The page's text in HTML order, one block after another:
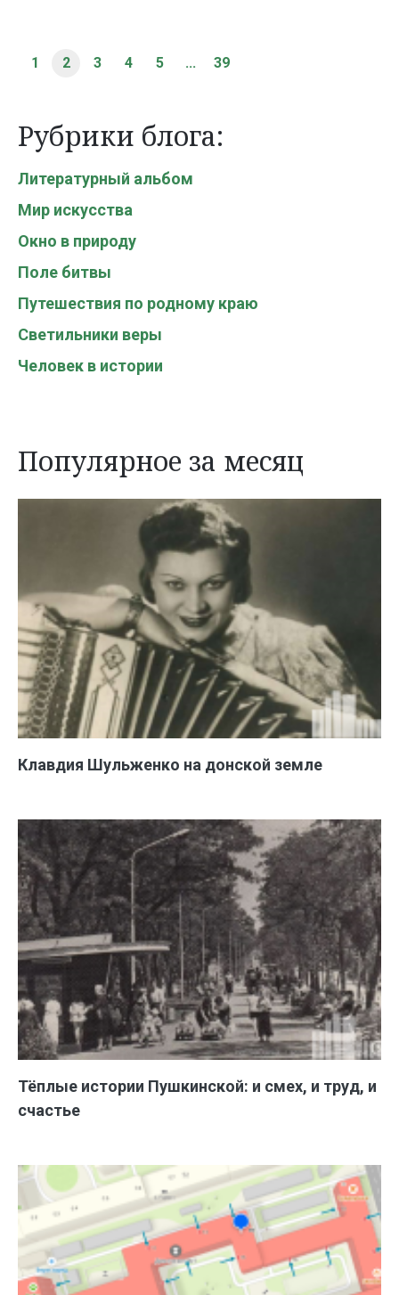
1 2 3 4 5 ... 39
Рубрики блога:
Литературный альбом
Мир искусства
Окно в природу
Поле битвы
Путешествия по родному краю
Светильники веры
Человек в истории
Популярное за месяц
Клавдия Шульженко на донской земле
Тёплые истории Пушкинской: и смех, и труд, и
счастье